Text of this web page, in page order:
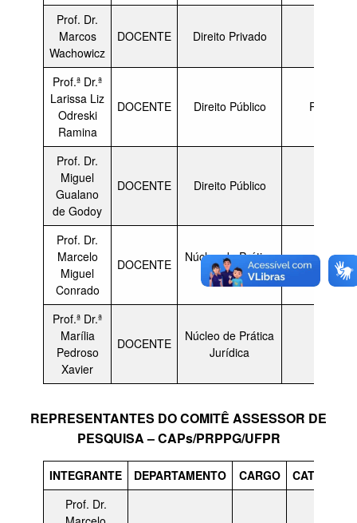
Prof. Dr.
Marcos
Wachowicz
DOCENTE Direito Privado
Prof.ª Dr.ª
Larissa Liz
Odreski
Ramina
DOCENTE Direito Público
Prof. Dr.
Miguel
Gualano
de Godoy
DOCENTE Direito Público
Prof. Dr.
Marcelo
Miguel
Conrado
DOCENTE
Núcleo de Prática
Jurídica
Vice-
Prof.ª Dr.ª
Marília
Pedroso
Xavier
DOCENTE
Núcleo de Prática
Jurídica
REPRESENTANTES DO COMITÊ ASSESSOR DE
PESQUISA – CAPs/PRPPG/UFPR
INTEGRANTE DEPARTAMENTO CARGO
Prof. Dr.